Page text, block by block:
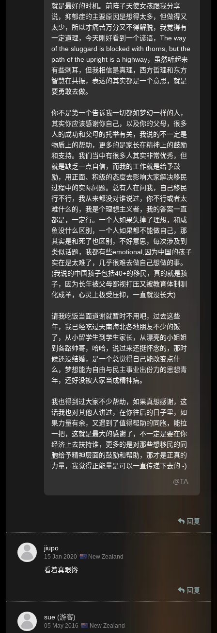
就是最好的时机。前阵子天使女孩跟我分享
说，抑郁症的主要原因是想得太多，但做得又
太少，所以才痛苦万分又不得解脱，我觉得有
一定道理，今天刚好看到一个谚语，The way
of the sluggard is blocked with thorns, but the
path of the upright is a highway，虽然听起来
有些刺耳，但我相信是真理，西方哲理和东方
智慧在共振，表达的其实都是一个意思，就是
要勇敢去做。
你不是第一个告诉我一切都如梦幻一样的人，
其实你应该感谢你自己，以及你的父母，很多
人的成功和父母的托举有关，我说的不一定是
物质上的帮助，更多的是家长在精神上的鼓励
和支持。我们当中有很多人其实非常优秀，但
就是缺乏一点自信，而我的工作就是给予鼓
励，用正面、积级的态度去影响大家解决移民
过程中的实际问题。总有人在问我，自己移民
行不行，我从来都没对谁说过，你不行或者太
难什么的，我是个理想主义者，我的答案一直
都是，一定行。一个人如果失掉了理想，和咸
鱼没什么区别，一个人如果都不能做自己，那
其实是和死了也区别，不好意思，每次涉及到
类似话题，我都有些emotional,因为中国的孩子
实在是太难了，几乎很难去做自己想做的事。
(我说的中国孩子包括40+的移民，真的就是孩
子，因为长年被父母鄙视打压又被教育体制驯
化成羊，心灵上极受压抑，一直就没长大)
请我吃饭当面道谢就暂时不用吧，过去这些
年，我已经吃过天南海北各地朋友不少的饭
了，从小留学生到学生家长，从漂亮的小姐姐
到各路帅哥，哈哈，说过来还挺怀念的，那时
候还没结婚，是一个总觉得自己能改变点什
么，梦想能为自由与民主事业出份力的思想青
年，还好没被大家当成精神病。
我也得到过大家不少帮助，如果真想感谢，这
话我也对其他人讲过，在你往后的日子里，如
果力量有余，又遇到了值得帮助的同胞，能拉
一把，这就是最大的感谢了，不一定是要在你
经济上去扶持谁，更多的是对那些想移民的同
胞给予精神层面的鼓励和帮助，那才是正真的
力量，我觉得正能量是可以一直传递下去的:-)
@TA
回复
jiupo
15 Jan 2020 New Zealand
看着真眼馋
回复
sue (游客)
05 May 2016 New Zealand